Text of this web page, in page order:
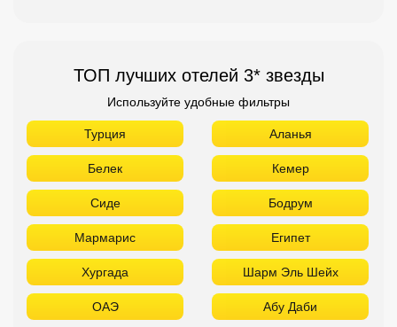
ТОП лучших отелей 3* звезды
Используйте удобные фильтры
Турция Аланья
Белек Кемер
Сиде Бодрум
Мармарис Египет
Хургада Шарм Эль Шейх
ОАЭ Абу Даби